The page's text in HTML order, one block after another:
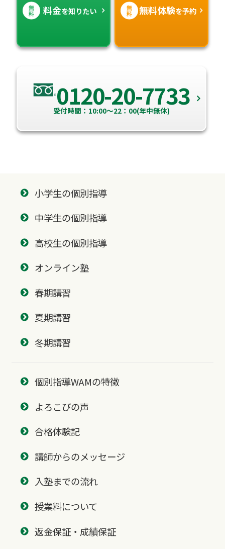
無
料 料金を知りたい 無
料 無料体験を予約
0120-20-7733
受付時間：10:00～22：00(年中無休)
小学生の個別指導
中学生の個別指導
高校生の個別指導
オンライン塾
春期講習
夏期講習
冬期講習
個別指導WAMの特徴
よろこびの声
合格体験記
講師からのメッセージ
入塾までの流れ
授業料について
返金保証・成績保証